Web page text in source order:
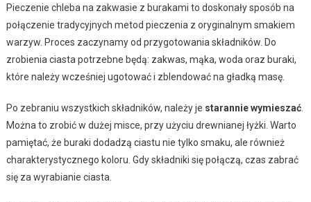
Pieczenie chleba na zakwasie z burakami to doskonały sposób na
połączenie tradycyjnych metod pieczenia z oryginalnym smakiem
warzyw. Proces zaczynamy od przygotowania składników. Do
zrobienia ciasta potrzebne będą: zakwas, mąka, woda oraz buraki,
które należy wcześniej ugotować i zblendować na gładką masę.
Po zebraniu wszystkich składników, należy je starannie wymieszać.
Można to zrobić w dużej misce, przy użyciu drewnianej łyżki. Warto
pamiętać, że buraki dodadzą ciastu nie tylko smaku, ale również
charakterystycznego koloru. Gdy składniki się połączą, czas zabrać
się za wyrabianie ciasta.